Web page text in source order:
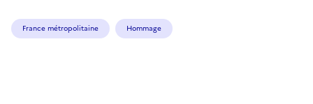
France métropolitaine Hommage